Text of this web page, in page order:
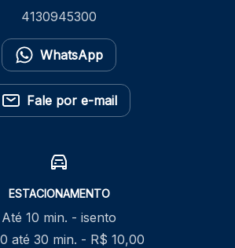
4130945300
WhatsApp
Fale por e-mail
ESTACIONAMENTO
Até 10 min. - isento
até 30 min. - R$ 10,00